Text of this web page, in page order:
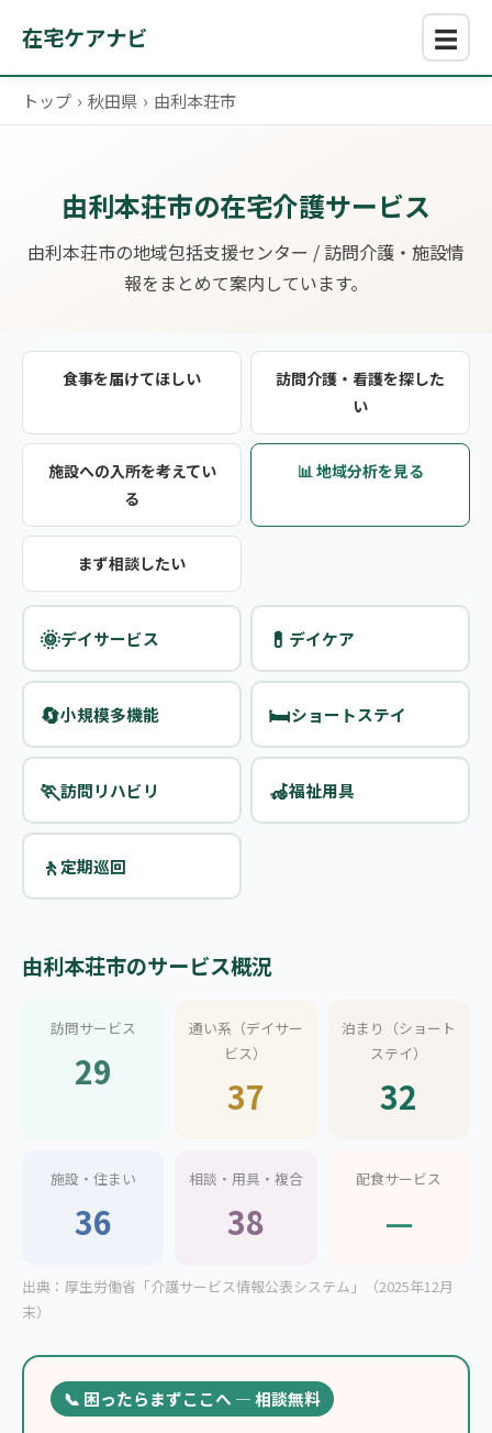
在宅ケアナビ ☰
トップ › 秋田県 › 由利本荘市
由利本荘市の在宅介護サービス
由利本荘市の地域包括支援センター / 訪問介護・施設情
報をまとめて案内しています。
食事を届けてほしい
訪問介護・看護を探した
い
施設への入所を考えてい
る
📊 地域分析を見る
まず相談したい
🌞デイサービス 💊 デイケア
🔄小規模多機能 🛏️ショートステイ
🏃訪問リハビリ 🦽福祉用具
🚶定期巡回
由利本荘市のサービス概況
訪問サービス
29
通い系（デイサー
ビス）
37
泊まり（ショート
ステイ）
32
施設・住まい
36
相談・用具・複合
38
配食サービス
—
出典：厚生労働省「介護サービス情報公表システム」（2025年12月
末）
📞 困ったらまずここへ — 相談無料